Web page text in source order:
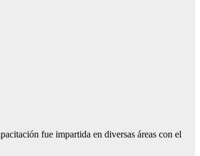
fue impartida en diversas áreas con el